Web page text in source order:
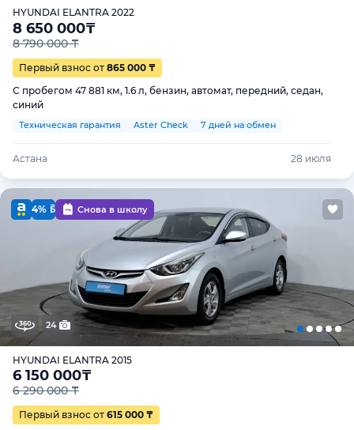
HYUNDAI ELANTRA 2022
8 650 000₸
8 790 000 ₸
Первый взнос от 865 000 ₸
С пробегом 47 881 км, 1.6 л, бензин, автомат, передний, седан,
синий
Техническая гарантия Aster Check 7 дней на обмен
Астана 28 июля
4% Снова в школу
24
HYUNDAI ELANTRA 2015
6 150 000₸
6 290 000 ₸
Первый взнос от 615 000 ₸